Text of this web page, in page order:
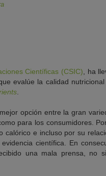
Científicas (CSIC) , ha
evalúe la calidad
opción entre la gran
para los consumidores.
calórico e incluso por su
científica. En
una mala prensa, no